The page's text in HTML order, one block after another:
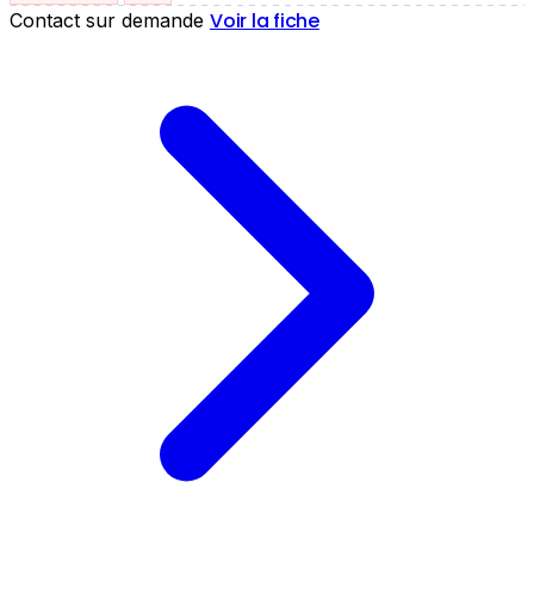
Contact sur demande Voir la fiche